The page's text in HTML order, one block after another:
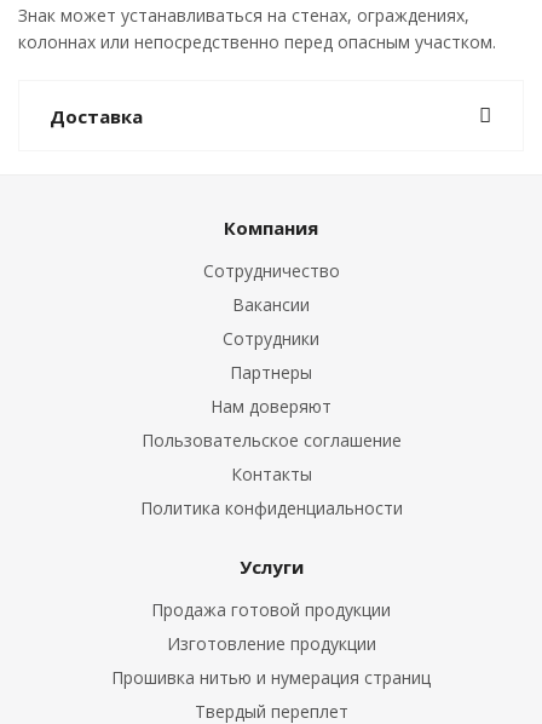
Знак может устанавливаться на стенах, ограждениях,
колоннах или непосредственно перед опасным участком.
Доставка
Компания
Сотрудничество
Вакансии
Сотрудники
Партнеры
Нам доверяют
Пользовательское соглашение
Контакты
Политика конфиденциальности
Услуги
Продажа готовой продукции
Изготовление продукции
Прошивка нитью и нумерация страниц
Твердый переплет